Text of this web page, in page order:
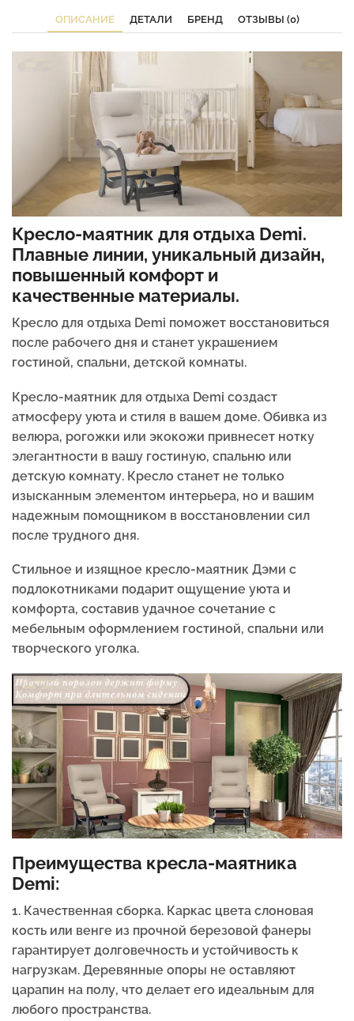
ОПИСАНИЕ ДЕТАЛИ БРЕНД ОТЗЫВЫ (0)
Кресло-маятник для отдыха Demi.
Плавные линии, уникальный дизайн,
повышенный комфорт и
качественные материалы.
Кресло для отдыха Demi поможет восстановиться
после рабочего дня и станет украшением
гостиной, спальни, детской комнаты.
Кресло-маятник для отдыха Demi создаст
атмосферу уюта и стиля в вашем доме. Обивка из
велюра, рогожки или экокожи привнесет нотку
элегантности в вашу гостиную, спальню или
детскую комнату. Кресло станет не только
изысканным элементом интерьера, но и вашим
надежным помощником в восстановлении сил
после трудного дня.
Стильное и изящное кресло-маятник Дэми с
подлокотниками подарит ощущение уюта и
комфорта, составив удачное сочетание с
мебельным оформлением гостиной, спальни или
творческого уголка.
Преимущества кресла-маятника
Demi:
1. Качественная сборка. Каркас цвета слоновая
кость или венге из прочной березовой фанеры
гарантирует долговечность и устойчивость к
нагрузкам. Деревянные опоры не оставляют
царапин на полу, что делает его идеальным для
любого пространства.